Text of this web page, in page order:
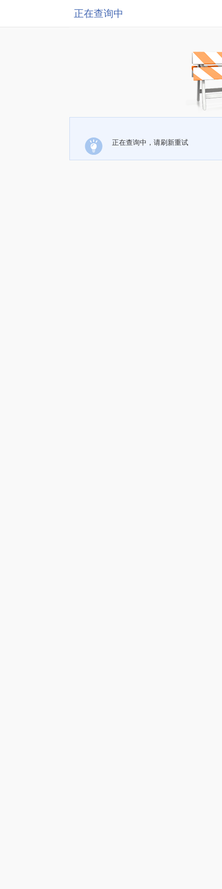
正在查询中
正在查询中，请刷新重试